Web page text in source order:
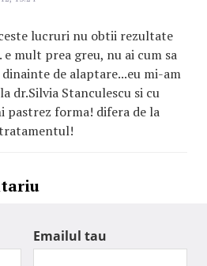
lucruri nu obtii rezultate
mult prea greu, nu ai cum sa
de alaptare...eu mi-am
dr.Silvia Stanculescu si cu
forma! difera de la
Emailul tau